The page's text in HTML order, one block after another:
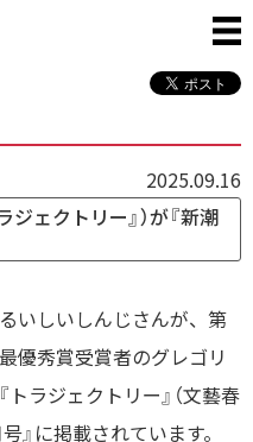
2025.09.16
ェクトリー』）が『新潮
いしいしんじさんが、第
優秀賞受賞者のグレゴリ
ラジェクトリー』（文藝春
』に掲載されています。